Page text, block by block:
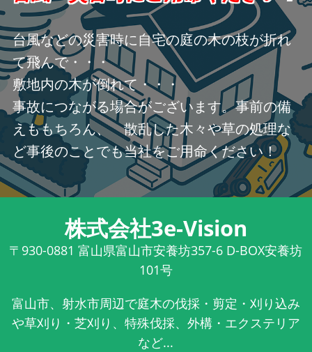
台風などの災害時に自宅の庭の木の枝が折れ
て飛んで・・・
敷地内の木が倒れて・・・
事故につながる場合がございます。事前の備
えももちろん、 散乱した木々や草の処理な
ど事後のことでも当社をご用命ください！
株式会社3e-Vision
〒930-0881 富山県富山市安養坊357-6 D-BOX安養坊
101号
富山市、射水市周辺で庭木の伐採・剪定・刈り込み
や草刈り・芝刈り、特殊伐採、外構・エクステリア
など...